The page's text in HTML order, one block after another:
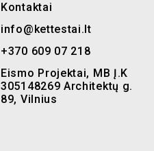
Kontaktai
info@kettestai.lt
+370 609 07 218
Eismo Projektai, MB Į.K
305148269 Architektų g.
89, Vilnius